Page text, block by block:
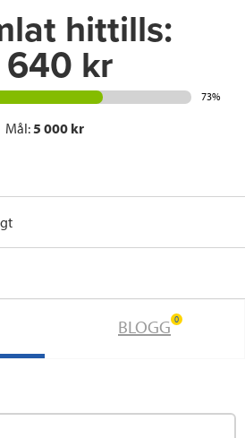
hittills:
640 kr
73%
Mål:5 000 kr
BLOGG 0